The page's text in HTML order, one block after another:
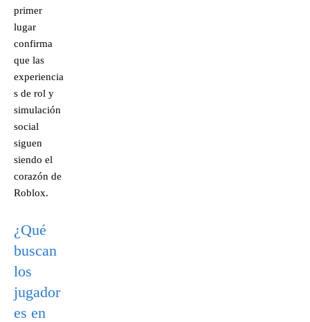
primer
lugar
confirma
que las
experiencia
s de rol y
simulación
social
siguen
siendo el
corazón de
Roblox.
¿Qué
buscan
los
jugador
es en